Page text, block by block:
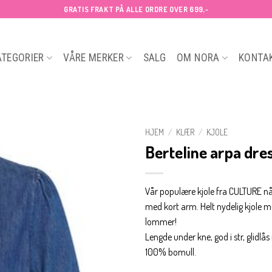
GRATIS FRAKT PÅ ALLE ORDRE OVER 699,-
VÅRE MERKER SALG OM NORA
HJEM / KLÆR / KJOLE
Berteline arpa
Vår populære kjole fra CULTURE
med kort arm. Helt nydelig kjole
lommer!
Lengde under kne, god i str, glidlås
100% bomull.